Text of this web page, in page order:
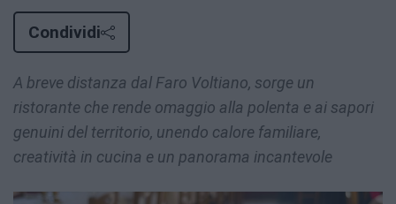
Condividi
A breve distanza dal Faro Voltiano, sorge un
ristorante che rende omaggio alla polenta e ai sapori
genuini del territorio, unendo calore familiare,
creatività in cucina e un panorama incantevole